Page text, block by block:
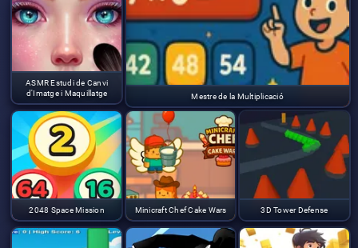
Mestre de la Multiplicació
ASMR Estudi de Canvi
d'Imatge i Maquillatge
2048 Space Mission Minicraft Chef Cake Wars 3D Tower Defense